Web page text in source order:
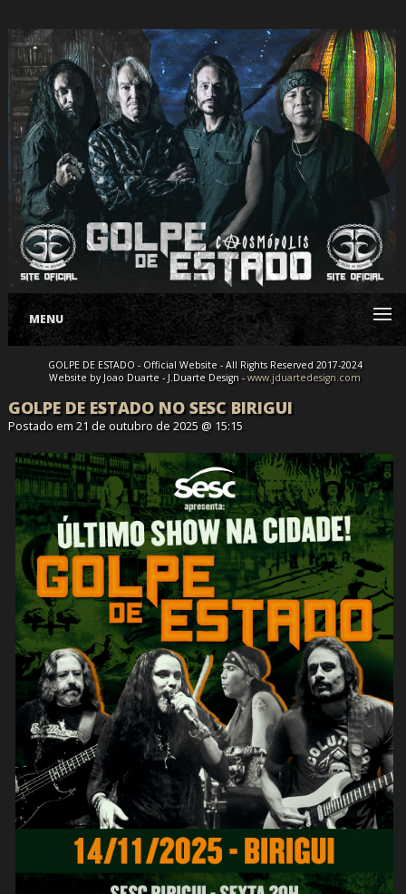
MENU
GOLPE DE ESTADO - Official Website - All Rights Reserved 2017-2024
Website by Joao Duarte - J.Duarte Design -www.jduartedesign.com
GOLPE DE ESTADO NO SESC BIRIGUI
Postado em 21 de outubro de 2025 @ 15:15